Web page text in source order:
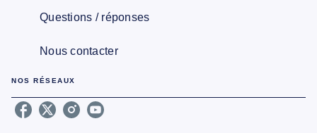
Questions / réponses
Nous contacter
NOS RÉSEAUX